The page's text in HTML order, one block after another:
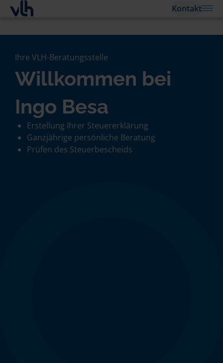
Kontakt
Ihre VLH-Beratungsstelle
Willkommen bei
Ingo Besa
Erstellung Ihrer Steuererklärung
Ganzjährige persönliche Beratung
Prüfen des Steuerbescheids